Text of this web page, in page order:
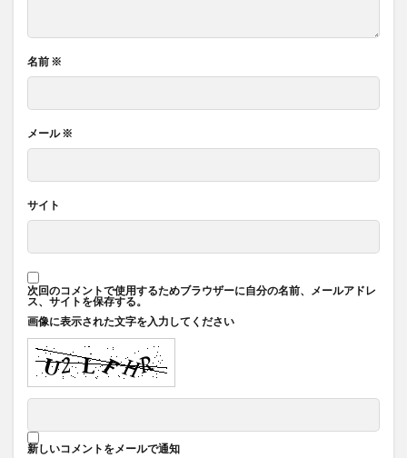
名前 ※
メール※
サイト
次回のコメントで使用するためブラウザーに自分の名前、メールアドレ
ス、サイトを保存する。
画像に表示された文字を入力してください
新しいコメントをメールで通知